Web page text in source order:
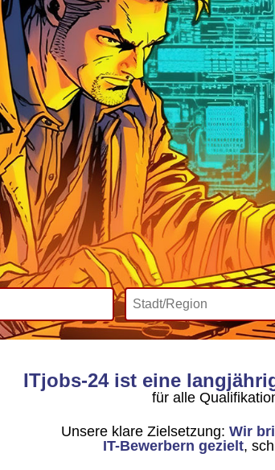
ITjobs-24 ist eine
für alle
Unsere klare Zielsetzung: Wir
IT-Bewerbern gezielt,